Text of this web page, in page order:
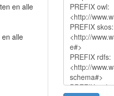
en alle
en alle